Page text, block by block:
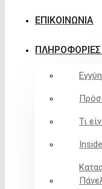
ΕΠΙΚΟΙΝΩΝΙΑ
ΠΛΗΡΟΦΟΡΙΕΣ
Τι